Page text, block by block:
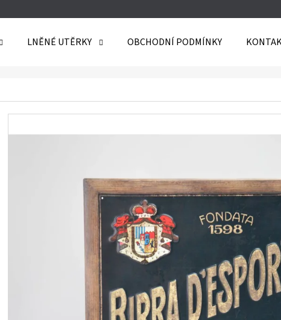
LNĚNÉ UTĚRKY OBCHODNÍ PODMÍNKY
DOPORUČUJEME
ABSINTHE